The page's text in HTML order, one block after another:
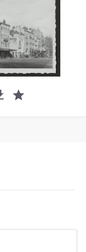
Next